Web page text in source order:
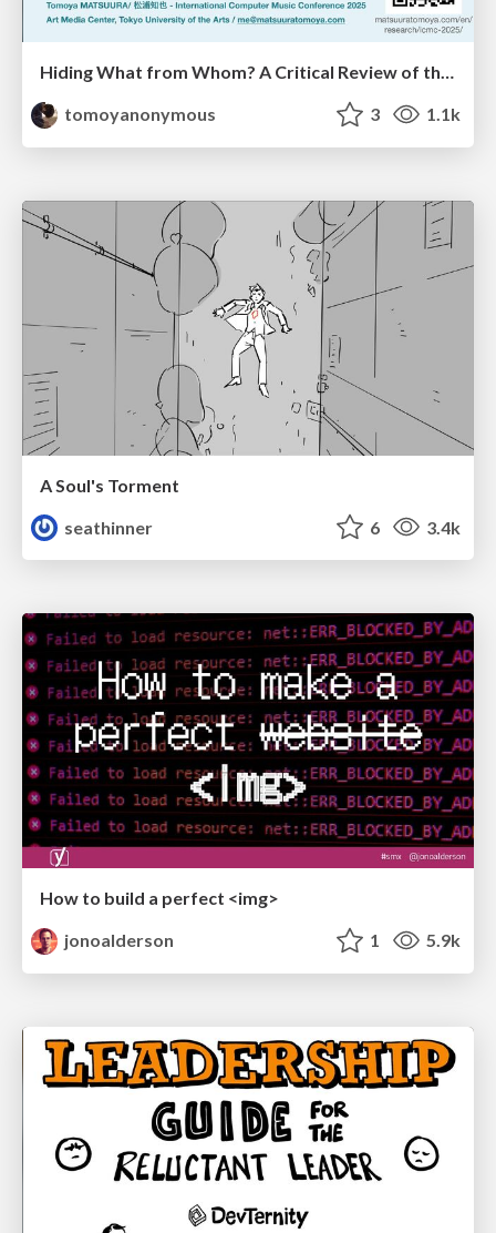
Hiding What from Whom? A Critical Review of the History of Programming languages for Music
tomoyanonymous
3 1.1k
A Soul's Torment
seathinner
6 3.4k
How to build a perfect <img>
jonoalderson
1 5.9k